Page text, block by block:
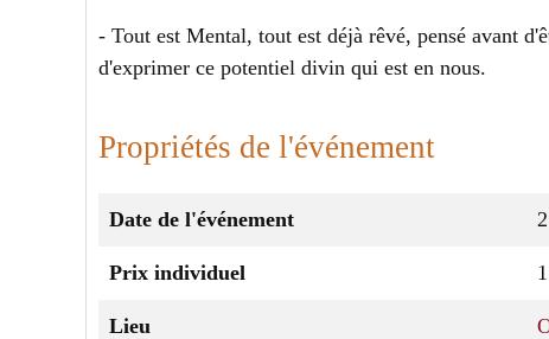
- Tout est Mental, tout est déjà rêvé, pensé avant
d'exprimer ce potentiel divin qui est en nous.
Propriétés de l'événement
Date de l'événement
Prix individuel
Lieu